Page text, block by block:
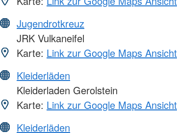
Jugendrotkreuz
JRK Vulkaneifel
Karte: Link zur Google Maps Ansicht
Kleiderläden
Kleiderladen Gerolstein
Karte: Link zur Google Maps Ansicht
Kleiderläden